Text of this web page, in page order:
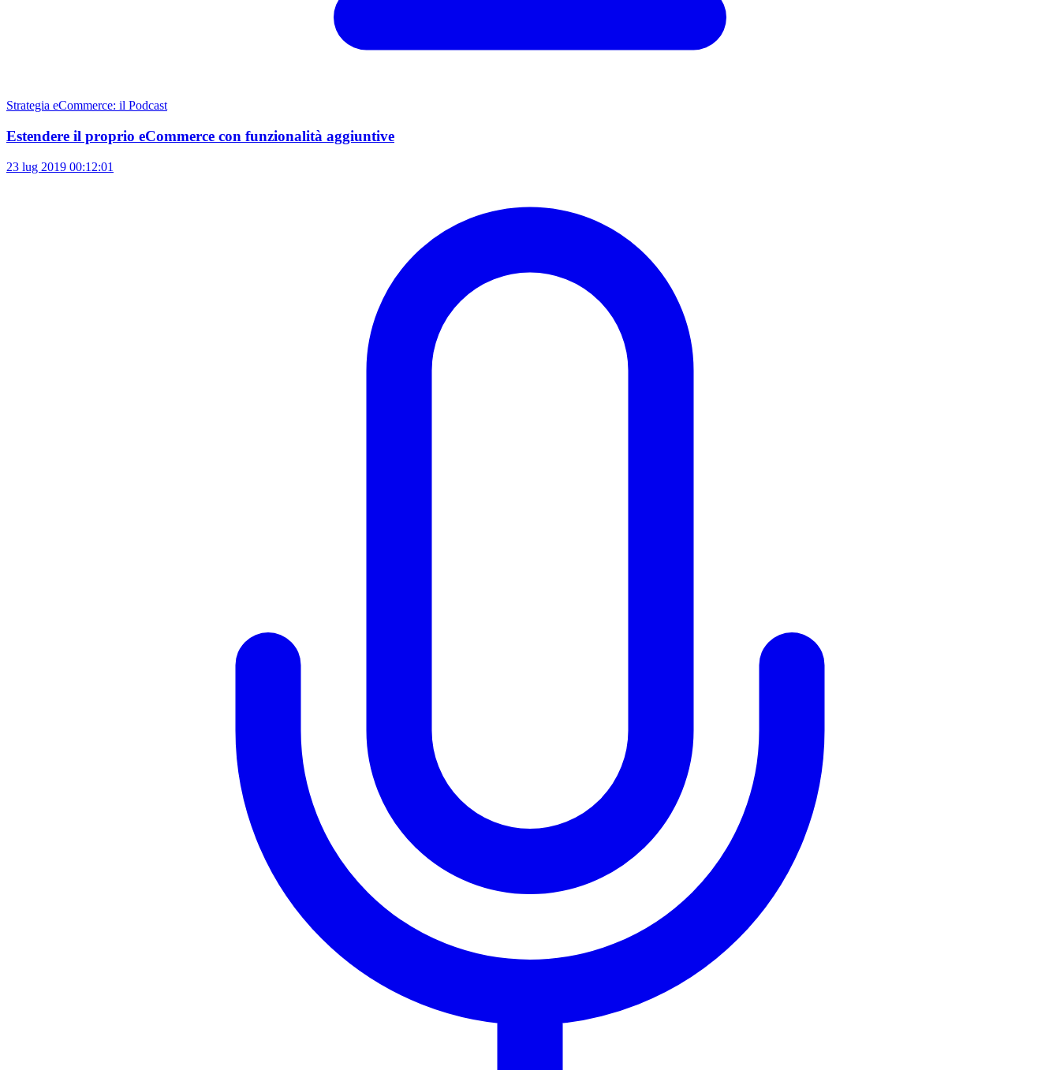
Strategia eCommerce: il Podcast
Estendere il proprio eCommerce con funzionalità aggiuntive
23 lug 2019 00:12:01